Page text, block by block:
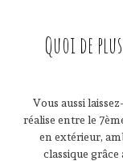
Quoi de
Vous aussi
réalise entre le
en extérieur,
classique